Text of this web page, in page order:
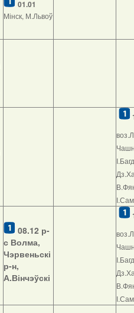
01.01
Мінск, М.Львоў
08.12 р-
с Волма,
Чэрвеньскі
р-н,
А.Вінчэўскі